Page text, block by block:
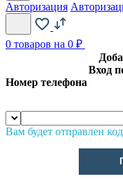
Авторизация
0 товаров на 0 ₽
Вход
Номер телефона
Вам будет отправлен